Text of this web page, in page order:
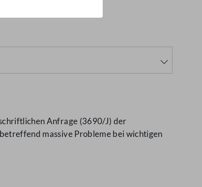
Anfrage (3690/J) der
massive Probleme bei wichtigen